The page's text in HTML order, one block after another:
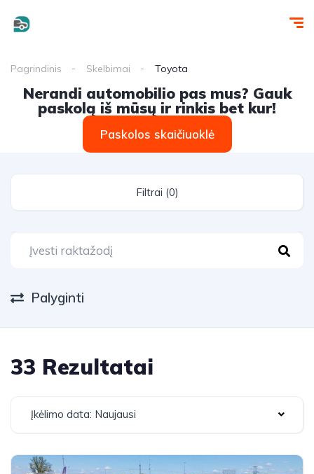
Pagrindinis Skelbimai Toyota
Nerandi automobilio pas mus? Gauk
paskolą iš mūsų ir rinkis bet kur!
Paskolos skaičiuoklė
Filtrai (0)
Palyginti
33 Rezultatai
Įkėlimo data: Naujausi